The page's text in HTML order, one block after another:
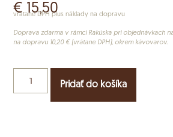
€15,50
vrátane DPH plus náklady na dopravu
Doprava zdarma v rámci Rakúska pri objednávkach
na dopravu 10,20 € (vrátane DPH), okrem kávovarov.
Pridať do košíka